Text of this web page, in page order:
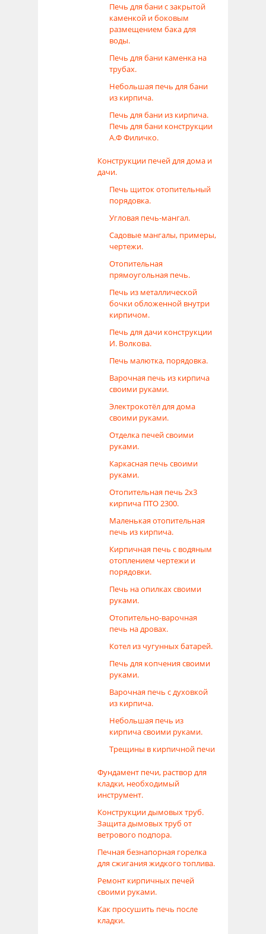
Печь для бани с закрытой
каменкой и боковым
размещением бака для
воды.
Печь для бани каменка на
трубах.
Небольшая печь для бани
из кирпича.
Печь для бани из кирпича.
Печь для бани конструкции
А.Ф Филичко.
Конструкции печей для дома и
дачи.
Печь щиток отопительный
порядовка.
Угловая печь-мангал.
Садовые мангалы, примеры,
чертежи.
Отопительная
прямоугольная печь.
Печь из металлической
бочки обложенной внутри
кирпичом.
Печь для дачи конструкции
И. Волкова.
Печь малютка, порядовка.
Варочная печь из кирпича
своими руками.
Электрокотёл для дома
своими руками.
Отделка печей своими
руками.
Каркасная печь своими
руками.
Отопительная печь 2х3
кирпича ПТО 2300.
Маленькая отопительная
печь из кирпича.
Кирпичная печь с водяным
отоплением чертежи и
порядовки.
Печь на опилках своими
руками.
Отопительно-варочная
печь на дровах.
Котел из чугунных батарей.
Печь для копчения своими
руками.
Варочная печь с духовкой
из кирпича.
Небольшая печь из
кирпича своими руками.
Трещины в кирпичной печи
Фундамент печи, раствор для
кладки, необходимый
инструмент.
Конструкции дымовых труб.
Защита дымовых труб от
ветрового подпора.
Печная безнапорная горелка
для сжигания жидкого топлива.
Ремонт кирпичных печей
своими руками.
Как просушить печь после
кладки.